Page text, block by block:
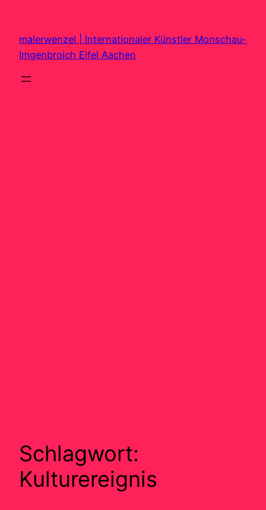
springen
malerwenzel | Internationaler Künstler Monschau-
Imgenbroich Eifel Aachen
Schlagwort:
Kulturereignis